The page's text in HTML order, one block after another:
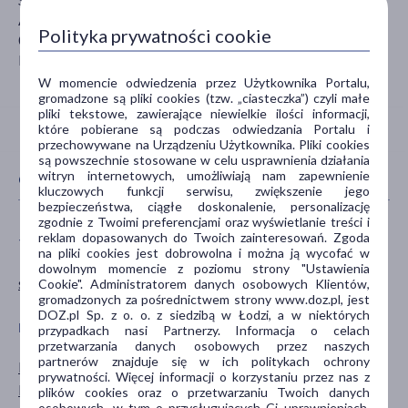
Al. Jerozolimskie 181b
02-222 Warszawa
kontakt@pl.sunstar.com
CECHY PRODUKTU
TWARDOŚĆ SZCZOTECZKI
średnia
RODZAJ SZCZOTECZKI
manualna
PŁEĆ
Mężczyzna
Kobieta
WIEK
dla młodzieży
dla dorosłych
Polityka prywatności cookie
W momencie odwiedzenia przez Użytkownika Portalu,
gromadzone są pliki cookies (tzw. „ciasteczka”) czyli małe
pliki tekstowe, zawierające niewielkie ilości informacji,
które pobierane są podczas odwiedzania Portalu i
przechowywane na Urządzeniu Użytkownika. Pliki cookies
są powszechnie stosowane w celu usprawnienia działania
witryn internetowych, umożliwiają nam zapewnienie
kluczowych funkcji serwisu, zwiększenie jego
bezpieczeństwa, ciągłe doskonalenie, personalizację
zgodnie z Twoimi preferencjami oraz wyświetlanie treści i
reklam dopasowanych do Twoich zainteresowań. Zgoda
na pliki cookies jest dobrowolna i można ją wycofać w
dowolnym momencie z poziomu strony "Ustawienia
Cookie". Administratorem danych osobowych Klientów,
gromadzonych za pośrednictwem strony www.doz.pl, jest
DOZ.pl Sp. z o. o. z siedzibą w Łodzi, a w niektórych
przypadkach nasi Partnerzy. Informacja o celach
przetwarzania danych osobowych przez naszych
partnerów znajduje się w ich politykach ochrony
prywatności. Więcej informacji o korzystaniu przez nas z
plików cookies oraz o przetwarzaniu Twoich danych